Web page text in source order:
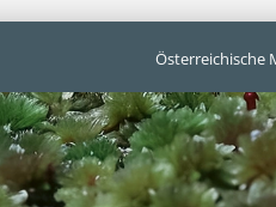
Österreichische